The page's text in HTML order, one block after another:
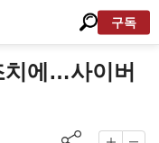
구독
치에…사이버